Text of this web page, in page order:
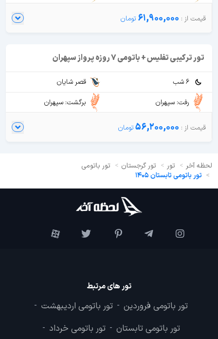
61,900,000
تور ترکیبی تفلیس + باتومی 7 روزه پرواز سپهران
6 شب
قصر شایان
رفت: سپهران
برگشت: سپهران
56,200,000
لحظه آخر تور تور گرجستان
تور باتومی
تور باتومی تابستان 1405
تور های مرتبط
تور باتومی فروردین - تور باتومی اردیبهشت -
تور باتومی تابستان - تور باتومی خرداد -